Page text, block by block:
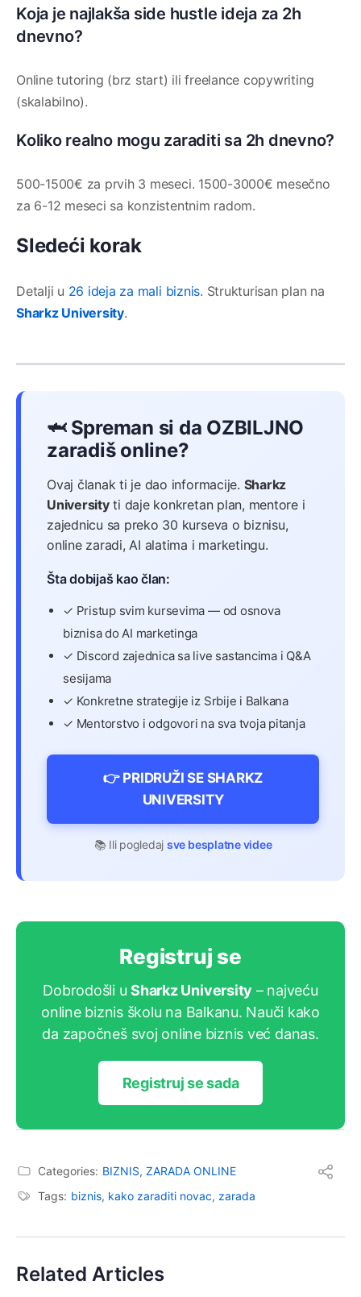
Koja je najlakša side hustle ideja za 2h
dnevno?
Online tutoring (brz start) ili freelance copywriting
(skalabilno).
Koliko realno mogu zaraditi sa 2h dnevno?
500-1500€ za prvih 3 meseci. 1500-3000€ mesečno
za 6-12 meseci sa konzistentnim radom.
Sledeći korak
Detalji u 26 ideja za mali biznis. Strukturisan plan na
Sharkz University.
🦈 Spreman si da OZBILJNO
zaradiš online?
Ovaj članak ti je dao informacije. Sharkz
Universityti daje konkretan plan, mentore i
zajednicu sa preko 30 kurseva o biznisu,
online zaradi, AI alatima i marketingu.
Šta dobijaš kao član:
✓ Pristup svim kursevima — od osnova
biznisa do AI marketinga
✓ Discord zajednica sa live sastancima i Q&A
sesijama
✓ Konkretne strategije iz Srbije i Balkana
✓ Mentorstvo i odgovori na sva tvoja pitanja
👉 PRIDRUŽI SE SHARKZ
UNIVERSITY
📚 Ili pogledaj sve besplatne videe
Registruj se
Dobrodošli uSharkz University – najveću
online biznis školu na Balkanu. Nauči kako
da započneš svoj online biznis već danas.
Registruj se sada
Categories: BIZNIS, ZARADA ONLINE
Tags: biznis, kako zaraditi novac, zarada
Related Articles